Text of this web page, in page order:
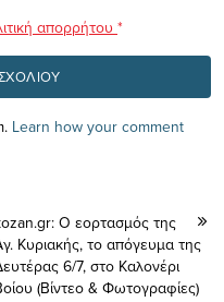
απορρήτου *
Learn how your comment
Ο εορτασμός της
Κυριακής, το απόγευμα της
6/7, στο Καλονέρι
(Βίντεο & Φωτογραφίες)